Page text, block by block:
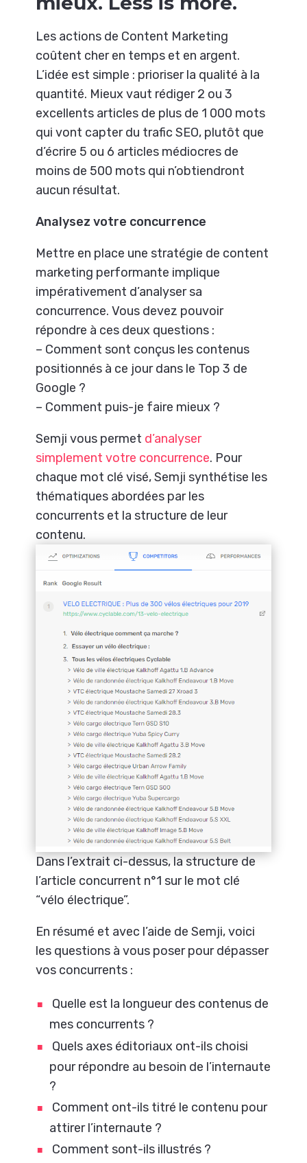
Les actions de Content Marketing
coûtent cher en temps et en argent.
L’idée est simple : prioriser la qualité à la
quantité. Mieux vaut rédiger 2 ou 3
excellents articles de plus de 1 000 mots
qui vont capter du trafic SEO, plutôt que
d’écrire 5 ou 6 articles médiocres de
moins de 500 mots qui n’obtiendront
aucun résultat.
Analysez votre concurrence
Mettre en place une stratégie de content
marketing performante implique
impérativement d’analyser sa
concurrence. Vous devez pouvoir
répondre à ces deux questions :
– Comment sont conçus les contenus
positionnés à ce jour dans le Top 3 de
Google ?
– Comment puis-je faire mieux ?
Semji vous permet d’analyser
simplement votre concurrence. Pour
chaque mot clé visé, Semji synthétise les
thématiques abordées par les
concurrents et la structure de leur
contenu.
Dans l’extrait ci-dessus, la structure de
l’article concurrent n°1 sur le mot clé
“vélo électrique”.
En résumé et avec l’aide de Semji, voici
les questions à vous poser pour dépasser
vos concurrents :
Quelle est la longueur des contenus de
mes concurrents ?
Quels axes éditoriaux ont-ils choisi
pour répondre au besoin de l’internaute
?
Comment ont-ils titré le contenu pour
attirer l’internaute ?
Comment sont-ils illustrés ?